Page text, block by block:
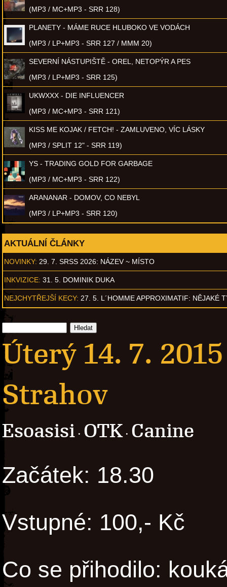
(MP3 / MC+MP3 - SRR 128)
PLANETY - MÁME RUCE HLUBOKO VE VODÁCH
(MP3 / LP+MP3 - SRR 127 / MMM 20)
SEVERNÍ NÁSTUPIŠTĚ - OREL, NETOPÝR A PES
(MP3 / LP+MP3 - SRR 125)
UKWXXX - DIE INFLUENCER
(MP3 / MC+MP3 - SRR 121)
KISS ME KOJAK / FETCH! - ZAMLUVENO, VÍC LÁSKY
(MP3 / SPLIT 12" - SRR 119)
YS - TRADING GOLD FOR GARBAGE
(MP3 / MC+MP3 - SRR 122)
ARANANAR - DOMOV, CO NEBYL
(MP3 / LP+MP3 - SRR 120)
AKTUÁLNÍ ČLÁNKY
NOVINKY: 29. 7. SRSS 2026: NÁZEV ~ MÍSTO
INKVIZICE: 31. 5. DOMINIK DUKA
NEJCHYTŘEJŠÍ KECY: 27. 5. L´HOMME APPROXIMATIF: NĚJAKÉ
Úterý 14. 7.
Strahov
Esoasisi · OTK· Canine
Začátek: 18.30
Vstupné: 100,- Kč
Co se přihodilo: